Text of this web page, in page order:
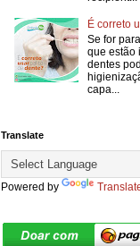
É correto
Se for
que estão
dentes
capa...
Translate
Powered by